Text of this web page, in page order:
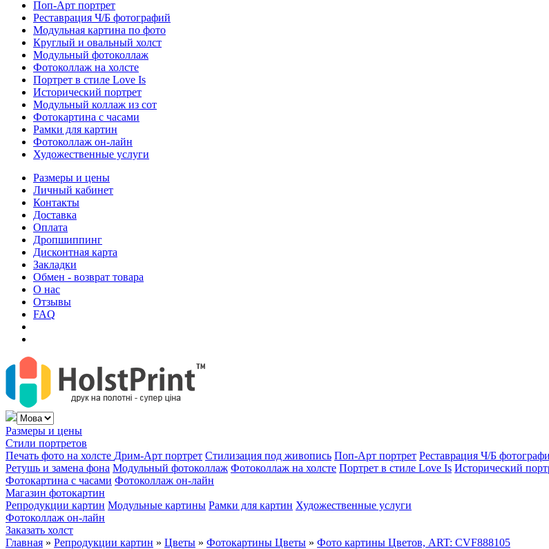
Поп-Арт портрет
Реставрация Ч/Б фотографий
Модульная картина по фото
Круглый и овальный холст
Модульный фотоколлаж
Фотоколлаж на холсте
Портрет в стиле Love Is
Исторический портрет
Модульный коллаж из сот
Фотокартина с часами
Рамки для картин
Фотоколлаж он-лайн
Художественные услуги
Размеры и цены
Личный кабинет
Контакты
Доставка
Оплата
Дропшиппинг
Дисконтная карта
Закладки
Обмен - возврат товара
О нас
Отзывы
FAQ
Размеры и цены
Стили портретов
Печать фото на холсте Дрим-Арт портрет Стилизация под живопись Поп-Арт портрет Реставрация Ч/Б
Ретушь и замена фона Модульный фотоколлаж Фотоколлаж на холсте Портрет в стиле Love Is Исторический
Фотокартина с часами Фотоколлаж он-лайн
Магазин фотокартин
Репродукции картин Модульные картины Рамки для картин Художественные услуги
Фотоколлаж он-лайн
Заказать холст
Главная » Репродукции картин » Цветы » Фотокартины Цветы » Фото картины Цветов, ART: CVF888105